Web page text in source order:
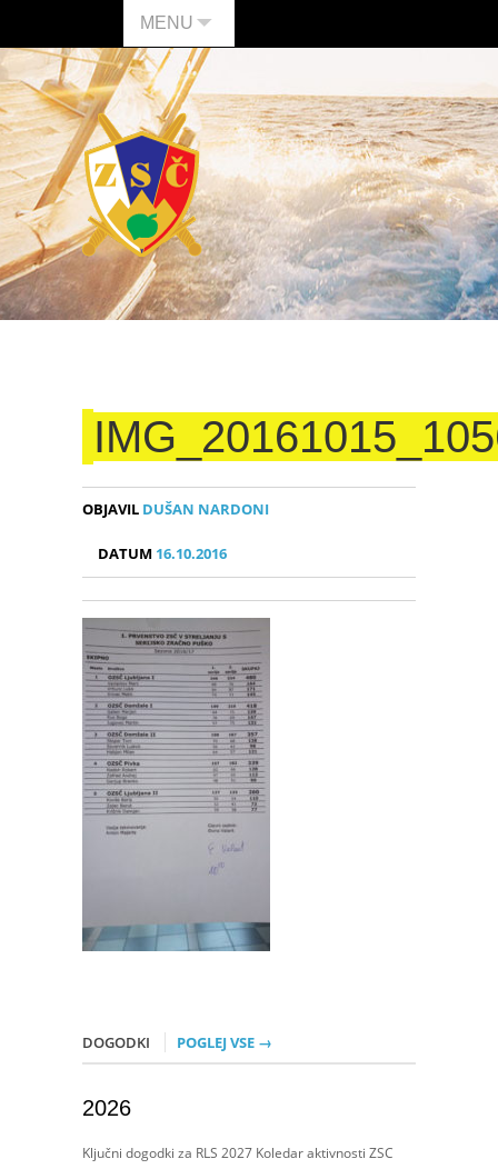
MENU
OBJAVIL DUŠAN NARDONI
DATUM 16.10.2016
DOGODKI POGLEJ VSE →
2026
Ključni dogodki za RLS 2027 Koledar aktivnosti ZSC